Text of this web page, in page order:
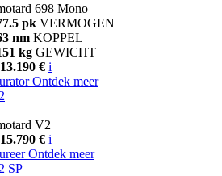
698 Mono
pk VERMOGEN
nm KOPPEL
kg GEWICHT
€ i
Ontdek meer
V2
€ i
Ontdek meer
SP